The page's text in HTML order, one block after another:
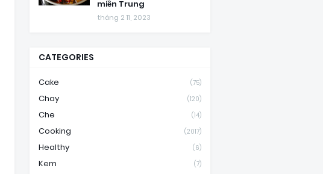
miền Trung
tháng 2 11, 2023
CATEGORIES
Cake (75)
Chay (120)
Che (14)
Cooking (2017)
Healthy (6)
Kem (7)